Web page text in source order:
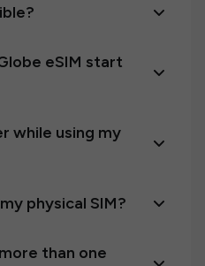
eSIM start
while using my
physical SIM?
than one